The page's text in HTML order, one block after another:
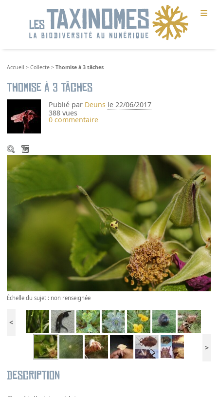
≡
Accueil >Collecte >Thomise à 3 tâches
Thomise à 3 tâches
Publié par Deuns le 22/06/2017
388 vues
0 commentaire
Échelle du sujet : non renseignée
<
>
Description